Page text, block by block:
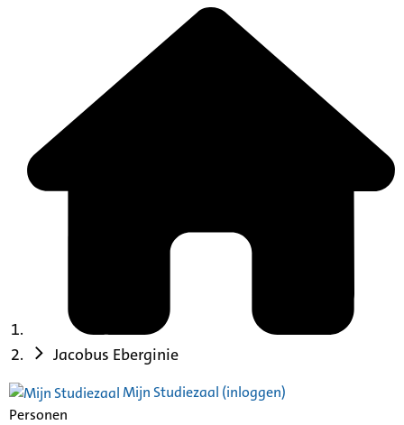
Jacobus Eberginie
Mijn Studiezaal (inloggen)
Personen